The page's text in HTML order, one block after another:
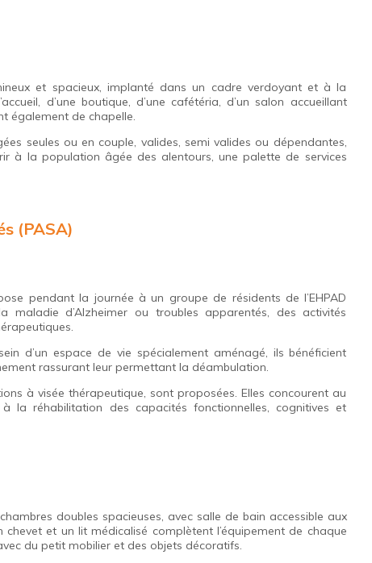
et spacieux, implanté dans un cadre verdoyant et à la
d’une boutique, d’une cafétéria, d’un salon accueillant
également de chapelle.
seules ou en couple, valides, semi valides ou dépendantes,
à la population âgée des alentours, une palette de services
(PASA)
pendant la journée à un groupe de résidents de l’EHPAD
maladie d’Alzheimer ou troubles apparentés, des activités
d’un espace de vie spécialement aménagé, ils bénéficient
rassurant leur permettant la déambulation.
à visée thérapeutique, sont proposées. Elles concourent au
la réhabilitation des capacités fonctionnelles, cognitives et
doubles spacieuses, avec salle de bain accessible aux
et un lit médicalisé complètent l’équipement de chaque
du petit mobilier et des objets décoratifs.